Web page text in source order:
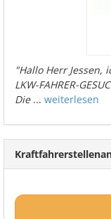
"Hallo Herr Jessen,
LKW-FAHRER-
Die... weiterlesen